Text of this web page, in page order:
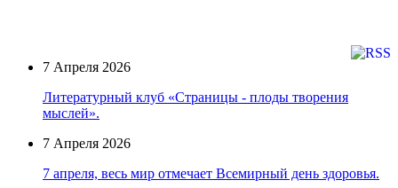
7 Апреля 2026
Литературный клуб «Страницы - плоды творения
мыслей».
7 Апреля 2026
7 апреля, весь мир отмечает Всемирный день здоровья.